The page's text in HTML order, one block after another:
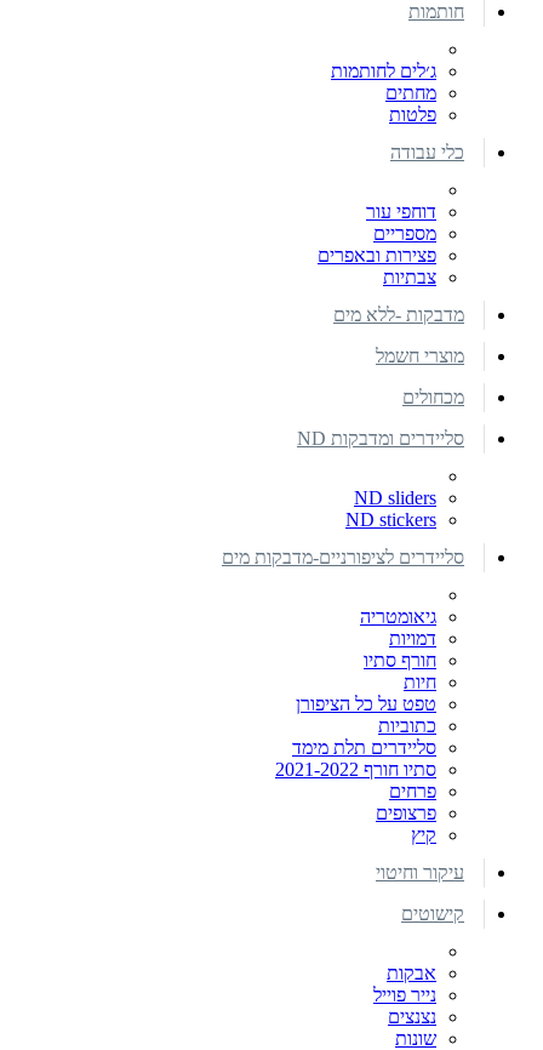
חותמות
ג׳לים לחותמות
מחתים
פלטות
כלי עבודה
דוחפי עור
מספריים
פצירות ובאפרים
צבתיות
מדבקות -ללא מים
מוצרי חשמל
מכחולים
סליידרים ומדבקות ND
ND sliders
ND stickers
סליידרים לציפורניים-מדבקות מים
גיאומטריה
דמויות
חורף סתיו
חיות
טפט על כל הציפורן
כתוביות
סליידרים תלת מימד
סתיו חורף 2021-2022
פרחים
פרצופים
קיץ
עיקור וחיטוי
קישוטים
אבקות
נייר פוייל
נצנצים
שונות